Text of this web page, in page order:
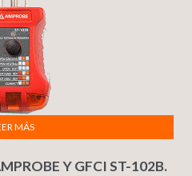
Y GFCI ST-102B.
MÁS